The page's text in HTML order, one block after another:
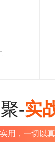
-实
用，一切以